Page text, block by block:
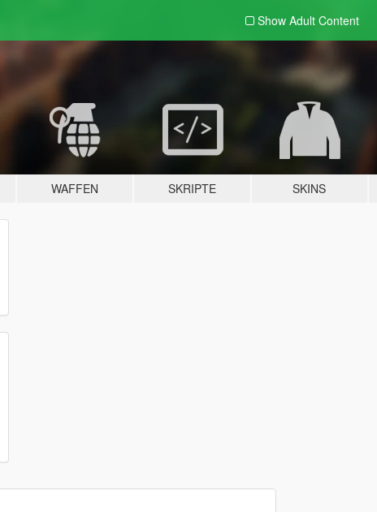
Show Adult Content
WAFFEN SKRIPTE SKINS